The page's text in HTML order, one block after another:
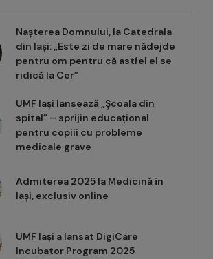
Nașterea Domnului, la Catedrala
din Iași: „Este zi de mare nădejde
pentru om pentru că astfel el se
ridică la Cer”
UMF Iași lansează „Școala din
spital” – sprijin educațional
pentru copiii cu probleme
medicale grave
Admiterea 2025 la Medicină în
Iași, exclusiv online
UMF Iași a lansat DigiCare
Incubator Program 2025